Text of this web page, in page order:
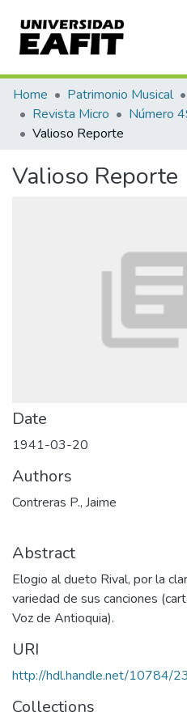
Communities & Collections
All of DSpace
Home Patrimonio Musical
Revista Micro
Valioso Reporte
Valioso Reporte
Date
1941-03-20
Authors
Contreras P., Jaime
Abstract
Elogio al dueto Rival, por la
variedad de sus canciones
Voz de Antioquia).
URI
http://hdl.handle.net/10784/
Collections